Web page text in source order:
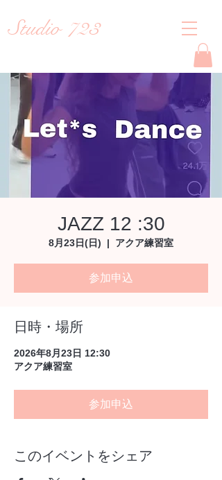
Studio 723
JAZZ 12 :30
8月23日(日)
  |
アクア練習室
参加申込
日時・場所
2026年8月23日 12:30
アクア練習室
参加申込
このイベントをシェア